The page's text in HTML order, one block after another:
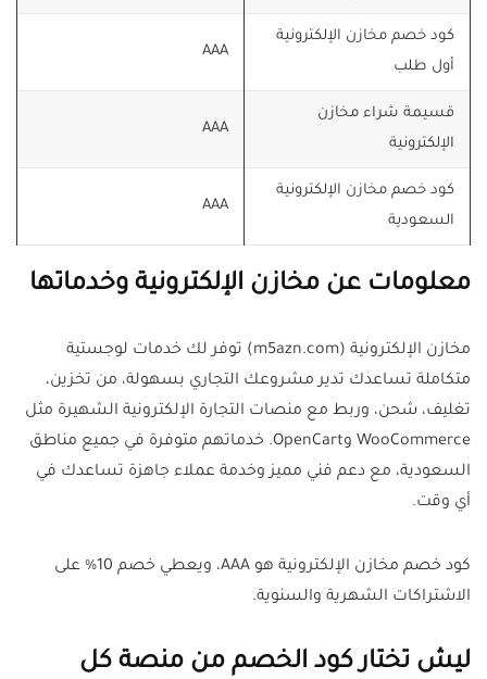
كود خصم مخازن الإلكترونية
أول طلب
AAA
قسيمة شراء مخازن
الإلكترونية
AAA
كود خصم مخازن الإلكترونية
السعودية
AAA
معلومات عن مخازن الإلكترونية وخدماتها
مخازن الإلكترونية (m5azn.com) توفر لك خدمات لوجستية
متكاملة تساعدك تدير مشروعك التجاري بسهولة، من تخزين،
تغليف، شحن، وربط مع منصات التجارة الإلكترونية الشهيرة مثل
WooCommerce وOpenCart. خدماتهم متوفرة في جميع مناطق
السعودية، مع دعم فني مميز وخدمة عملاء جاهزة تساعدك في
أي وقت.
كود خصم مخازن الإلكترونية هو AAA، ويعطي خصم 10% على
الاشتراكات الشهرية والسنوية.
ليش تختار كود الخصم من منصة كل